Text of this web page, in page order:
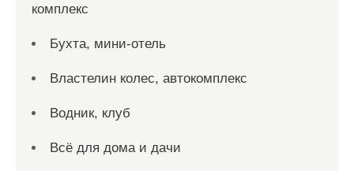
комплекс
Бухта, мини-отель
Властелин колес, автокомплекс
Водник, клуб
Всё для дома и дачи